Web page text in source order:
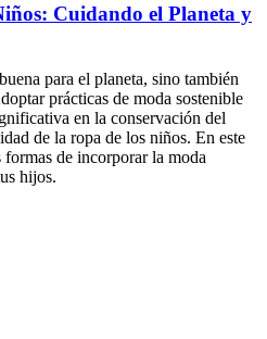
Cuidando el Planeta y
para el planeta, sino también
prácticas de moda sostenible
en la conservación del
de la ropa de los niños. En este
de incorporar la moda
hijos.